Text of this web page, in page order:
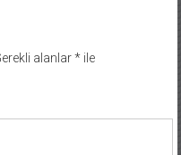
alanlar*ile